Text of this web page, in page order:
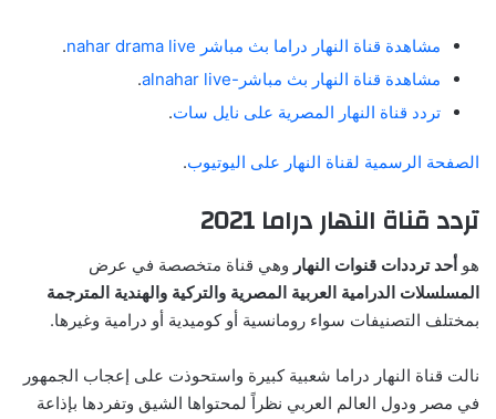
مشاهدة قناة النهار دراما بث مباشر nahar drama live
.
مشاهدة قناة النهار بث مباشر-alnahar live
.
تردد قناة النهار المصرية على نايل سات.
الصفحة الرسمية لقناة النهار على اليوتيوب.
تردد قناة النهار دراما 2021
هو أحد ترددات قنوات النهار وهي قناة متخصصة في عرض
المسلسلات الدرامية العربية المصرية والتركية والهندية المترجمة
بمختلف التصنيفات سواء رومانسية أو كوميدية أو درامية وغيرها.
نالت قناة النهار دراما شعبية كبيرة واستحوذت على إعجاب الجمهور
في مصر ودول العالم العربي نظراً لمحتواها الشيق وتفردها بإذاعة